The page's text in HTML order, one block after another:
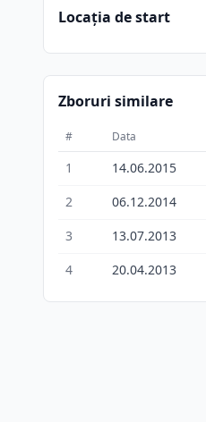
Locația de start
Zboruri similare
# Data
1 14.06.2015
2
06.12.2014
3
13.07.2013
4
20.04.2013